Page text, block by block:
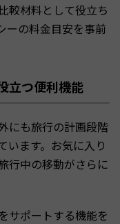
較材料として役立ち
ーの料金目安を事前
立つ便利機能
にも旅行の計画段階
います。お気に入り
行中の移動がさらに
サポートする機能を